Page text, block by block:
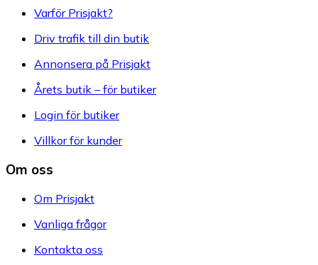
Varför Prisjakt?
Driv trafik till din butik
Annonsera på Prisjakt
Årets butik – för butiker
Login för butiker
Villkor för kunder
Om oss
Om Prisjakt
Vanliga frågor
Kontakta oss